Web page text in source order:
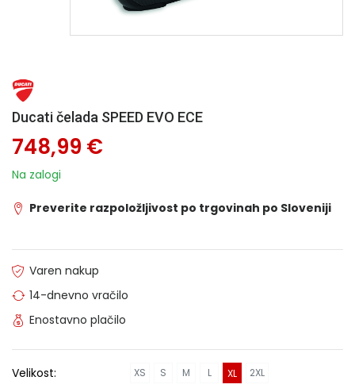
Ducati čelada SPEED EVO ECE
748,99 €
Na zalogi
Preverite razpoložljivost po trgovinah po Sloveniji
Varen nakup
14-dnevno vračilo
Enostavno plačilo
Velikost: XS S M L XL 2XL